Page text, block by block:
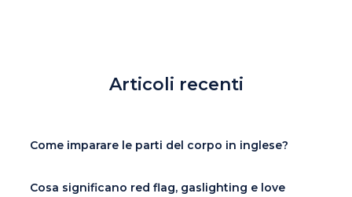
Articoli recenti
Come imparare le parti del corpo in inglese?
Cosa significano red flag, gaslighting e love